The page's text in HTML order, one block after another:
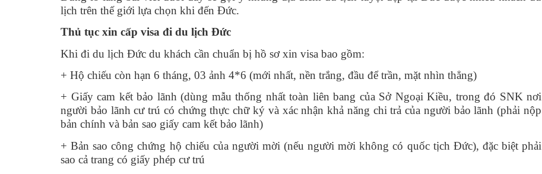
lịch trên thế giới lựa chọn khi đến Đức.
Thủ tục xin cấp visa đi du lịch Đức
Khi đi du lịch Đức du khách cần chuẩn bị hồ sơ xin visa bao gồm:
+ Hộ chiếu còn hạn 6 tháng, 03 ảnh 4*6 (mới nhất, nền trắng, đầu để trần, mặt nhìn thẳng)
+ Giấy cam kết bảo lãnh (dùng mẫu thống nhất toàn liên bang của Sở Ngoại Kiều, trong đó SNK nơi
người bảo lãnh cư trú có chứng thực chữ ký và xác nhận khả năng chi trả của người bảo lãnh (phải nộp
bản chính và bản sao giấy cam kết bảo lãnh)
+ Bản sao công chứng hộ chiếu của người mời (nếu người mời không có quốc tịch Đức), đặc biệt phải
sao cả trang có giấy phép cư trú